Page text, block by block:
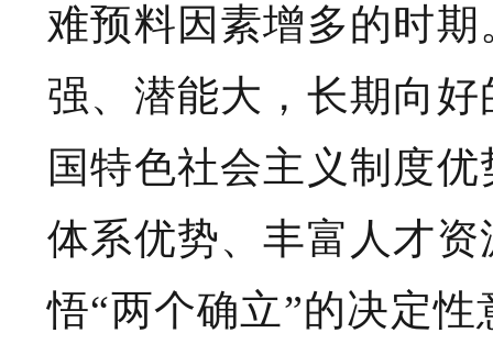
难预料因素增多的时
强、潜能大，长期向
国特色社会主义制度
体系优势、丰富人才
悟“两个确立”的决定